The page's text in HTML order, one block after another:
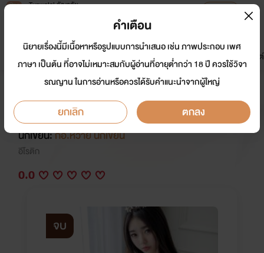
Tunwalai ธัญวลัย
หน้าแรก นิยาย อีบุ๊ก การ์ตูน
มาใหม่
ดรีมแชท ธัญลิสต์
บำเรอสวาท คุณลุงที่รัก 25+++(จบ
นักเขียน:กอ.หวาย นักเขียน
อีโรติก
0.0
จบ
คำเตือน
นิยายเรื่องนี้มีเนื้อหาหรือรูปแบบการนำเสนอ เช่น ภาพประกอบ เพศ
ภาษา เป็นต้น ที่อาจไม่เหมาะสมกับผู้อ่านที่อายุต่ำกว่า 18 ปี ควรใช้วิจา
รณญาน ในการอ่านหรือควรได้รับคำแนะนำจากผู้ใหญ่
ยกเลิก ตกลง